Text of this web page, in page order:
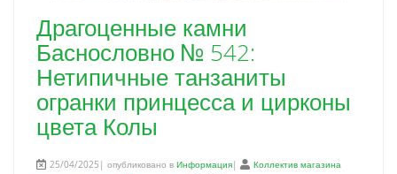
Драгоценные камни
Баснословно № 542:
Нетипичные танзаниты
огранки принцесса и цирконы
цвета Колы
25/04/2025| опубликовано в Информация|
Коллектив магазина